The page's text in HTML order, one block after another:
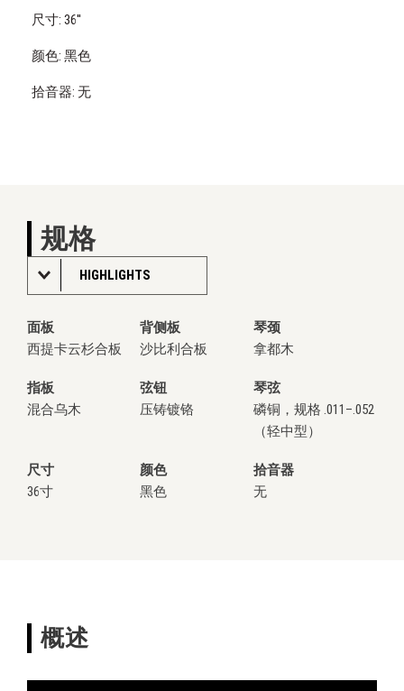
尺寸: 36''
颜色: 黑色
拾音器: 无
规格
HIGHLIGHTS
面板 背侧板
琴颈
西提卡云杉合板
沙比利合板 拿都木
指板 弦钮
琴弦
混合乌木
压铸镀铬
磷铜，规格 .011–.052
（轻中型）
尺寸 颜色
拾音器
36寸
黑色 无
概述